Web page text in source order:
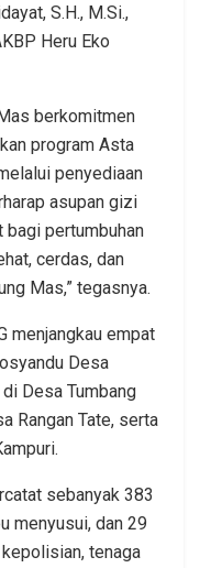
S.H., M.Si.,
Heru Eko
berkomitmen
program Asta
penyediaan
asupan gizi
bagi pertumbuhan
cerdas, dan
Mas,” tegasnya.
menjangkau empat
Desa
Desa Tumbang
Rangan Tate, serta
sebanyak 383
menyusui, dan 29
tenaga